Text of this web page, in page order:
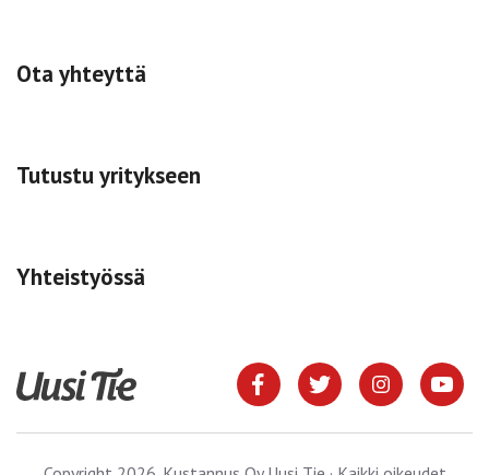
Ota yhteyttä
Tutustu yritykseen
Yhteistyössä